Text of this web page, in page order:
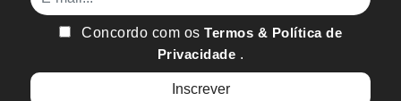
Concordo com osTermos & Política de
Privacidade .